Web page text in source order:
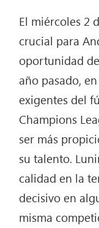
El miércoles 2
crucial para
oportunidad
año pasado,
exigentes del
Champions
ser más
su talento.
calidad en la
decisivo en
misma